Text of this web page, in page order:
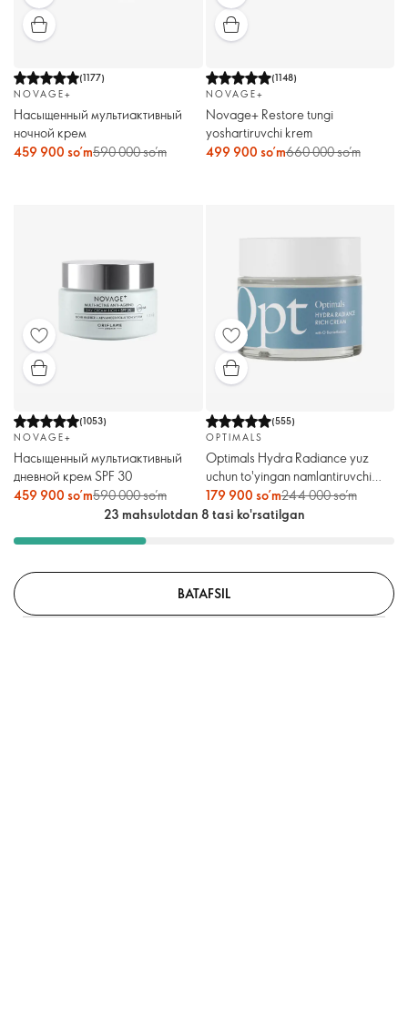
(1177)
NOVAGE+
Насыщенный мультиактивный
ночной крем
459 900 so’m590 000 so’m
(1148)
NOVAGE+
Novage+ Restore tungi
yoshartiruvchi krem
499 900 so’m660 000 so’m
(1053)
NOVAGE+
Насыщенный мультиактивный
дневной крем SPF 30
459 900 so’m590 000 so’m
(555)
OPTIMALS
Optimals Hydra Radiance yuz
uchun to'yingan namlantiruvchi
krem
179 900 so’m244 000 so’m
23 mahsulotdan 8 tasi ko'rsatilgan
BATAFSIL